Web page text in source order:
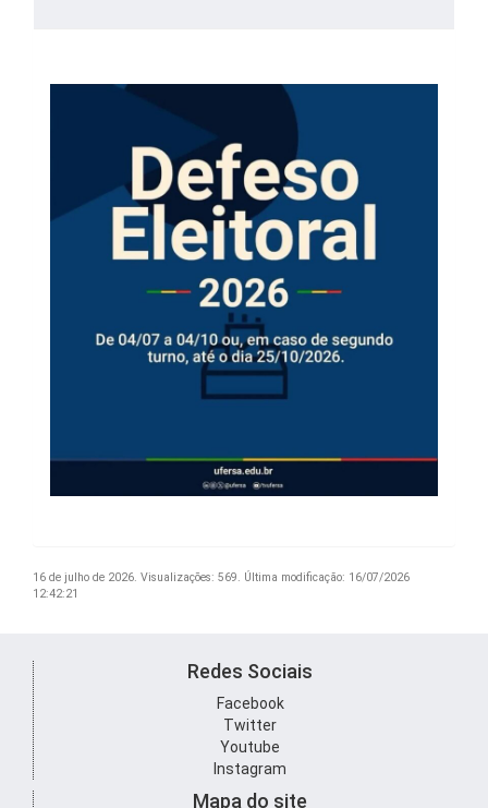
16 de julho de 2026. Visualizações: 569. Última modificação: 16/07/2026
12:42:21
Redes Sociais
Facebook
Twitter
Youtube
Instagram
Mapa do site